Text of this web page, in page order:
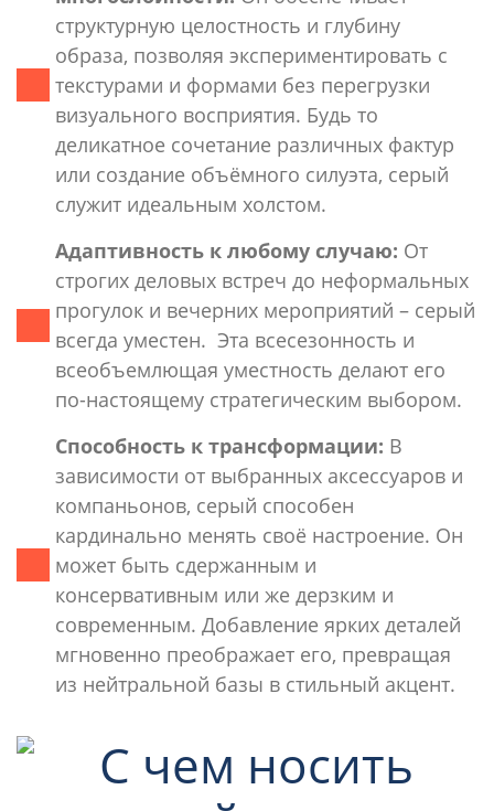
структурную целостность и глубину
образа, позволяя экспериментировать с
текстурами и формами без перегрузки
визуального восприятия. Будь то
деликатное сочетание различных фактур
или создание объёмного силуэта, серый
служит идеальным холстом.
Адаптивность к любому случаю: От
строгих деловых встреч до неформальных
прогулок и вечерних мероприятий – серый
всегда уместен. Эта всесезонность и
всеобъемлющая уместность делают его
по-настоящему стратегическим выбором.
Способность к трансформации: В
зависимости от выбранных аксессуаров и
компаньонов, серый способен
кардинально менять своё настроение. Он
может быть сдержанным и
консервативным или же дерзким и
современным. Добавление ярких деталей
мгновенно преображает его, превращая
из нейтральной базы в стильный акцент.